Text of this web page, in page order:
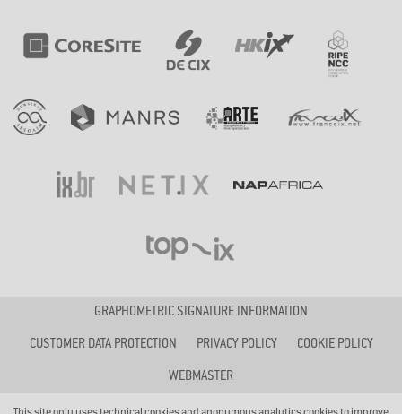
GRAPHOMETRIC SIGNATURE INFORMATION
CUSTOMER DATA PROTECTION PRIVACY POLICY COOKIE POLICY
WEBMASTER